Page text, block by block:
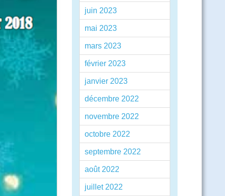
juin 2023
mai 2023
mars 2023
février 2023
janvier 2023
décembre 2022
novembre 2022
octobre 2022
septembre 2022
août 2022
juillet 2022